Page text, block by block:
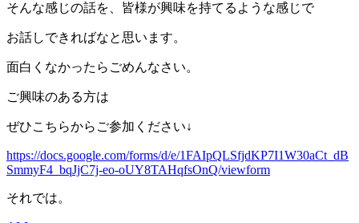
そんな感じの話を、皆様が興味を持てるような感じで
お話しできればなと思います。
面白くなかったらごめんなさい。
ご興味のある方は
ぜひこちらからご参加ください↓
https://docs.google.com/forms/d/e/1FAIpQLSfjdKP7I1W30aCt_dB
SmmyF4_bqJjC7j-eo-oUY8TAHqfsOnQ/viewform
それでは。